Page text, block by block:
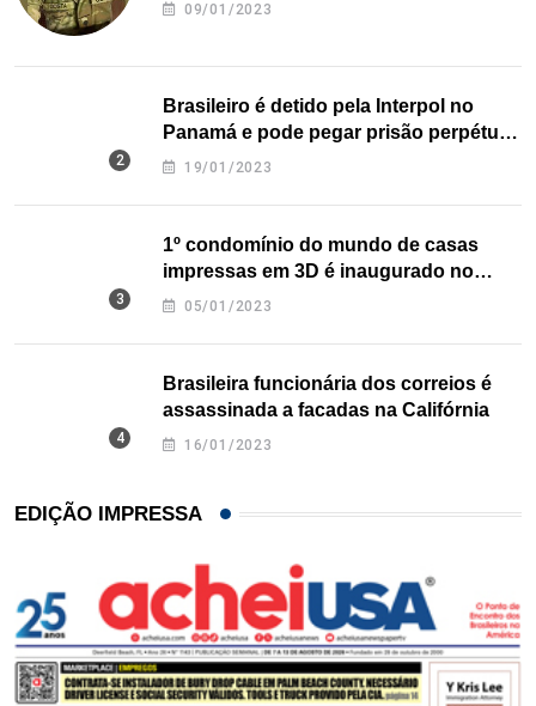
09/01/2023
Brasileiro é detido pela Interpol no
Panamá e pode pegar prisão perpétua
nos EUA
19/01/2023
1º condomínio do mundo de casas
impressas em 3D é inaugurado no
Texas
05/01/2023
Brasileira funcionária dos correios é
assassinada a facadas na Califórnia
16/01/2023
EDIÇÃO IMPRESSA